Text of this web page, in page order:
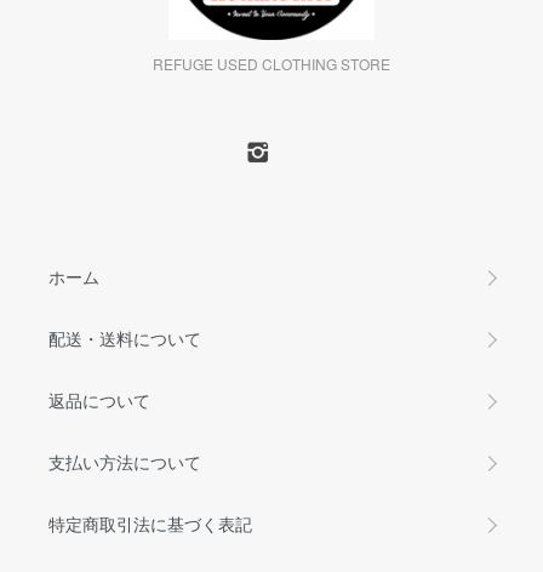
REFUGE USED CLOTHING STORE
ホーム
配送・送料について
返品について
支払い方法について
特定商取引法に基づく表記